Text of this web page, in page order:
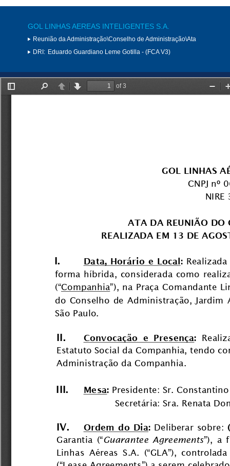
GOL LINHAS AEREAS INTELIGENTES S.A.
Reunião da Administração\Conselho de Administração\Ata
DRI: Eduardo Guardiano Leme Gotilla - (FCA V3)